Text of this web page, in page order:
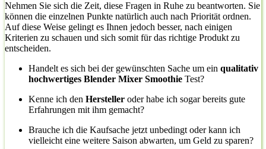
Nehmen Sie sich die Zeit, diese Fragen in Ruhe zu beantworten. Sie
können die einzelnen Punkte natürlich auch nach Priorität ordnen.
Auf diese Weise gelingt es Ihnen jedoch besser, nach einigen
Kriterien zu schauen und sich somit für das richtige Produkt zu
entscheiden.
Handelt es sich bei der gewünschten Sache um ein qualitativ
hochwertiges Blender Mixer Smoothie Test?
Kenne ich den Hersteller oder habe ich sogar bereits gute
Erfahrungen mit ihm gemacht?
Brauche ich die Kaufsache jetzt unbedingt oder kann ich
vielleicht eine weitere Saison abwarten, um Geld zu sparen?